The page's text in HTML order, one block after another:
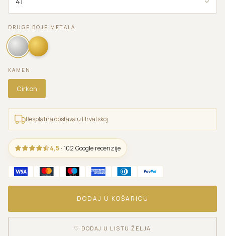
DRUGE BOJE METALA
KAMEN
Cirkon
Besplatna dostava u Hrvatskoj
4,5 · 102 Google recenzije
DODAJ U KOŠARICU
♡ DODAJ U LISTU ŽELJA